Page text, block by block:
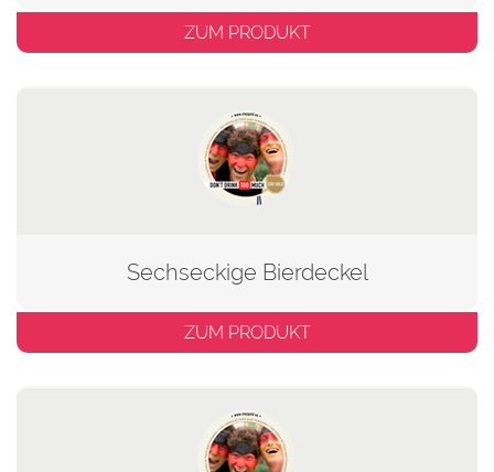
ZUM PRODUKT
Sechseckige Bierdeckel
ZUM PRODUKT